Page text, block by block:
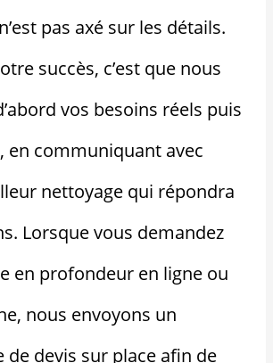
pas axé sur les détails.
succès, c’est que nous
vos besoins réels puis
en communiquant avec
nettoyage qui répondra
Lorsque vous demandez
en profondeur en ligne ou
nous envoyons un
de devis sur place afin de